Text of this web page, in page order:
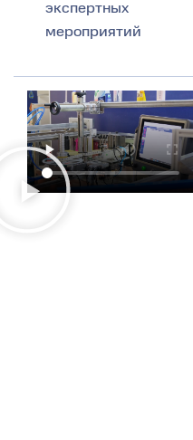
экспертных
мероприятий